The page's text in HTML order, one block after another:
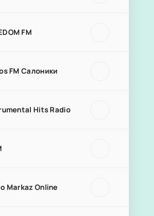
FM
FM Салоники
Hits Radio
Markaz Online